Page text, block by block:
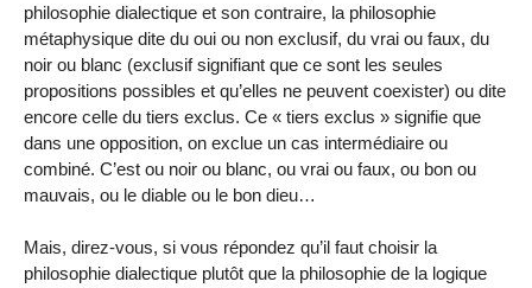
philosophie dialectique et son contraire, la philosophie
métaphysique dite du oui ou non exclusif, du vrai ou faux, du
noir ou blanc (exclusif signifiant que ce sont les seules
propositions possibles et qu’elles ne peuvent coexister) ou dite
encore celle du tiers exclus. Ce « tiers exclus » signifie que
dans une opposition, on exclue un cas intermédiaire ou
combiné. C’est ou noir ou blanc, ou vrai ou faux, ou bon ou
mauvais, ou le diable ou le bon dieu…
Mais, direz-vous, si vous répondez qu’il faut choisir la
philosophie dialectique plutôt que la philosophie de la logique